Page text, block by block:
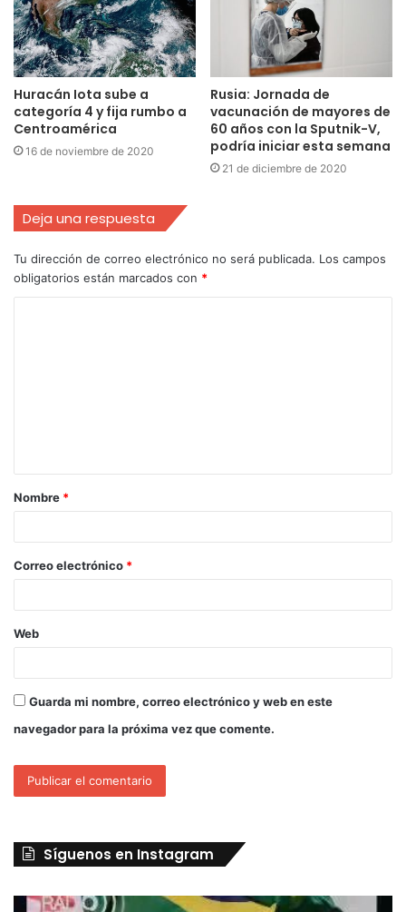
Huracán Iota sube a
categoría 4 y fija rumbo a
Centroamérica
16 de noviembre de 2020
Rusia: Jornada de
vacunación de mayores de
60 años con la Sputnik-V,
podría iniciar esta semana
21 de diciembre de 2020
Deja una respuesta
Tu dirección de correo electrónico no será publicada. Los campos
obligatorios están marcados con *
Nombre *
Correo electrónico *
Web
Guarda mi nombre, correo electrónico y web en este
navegador para la próxima vez que comente.
Síguenos en Instagram